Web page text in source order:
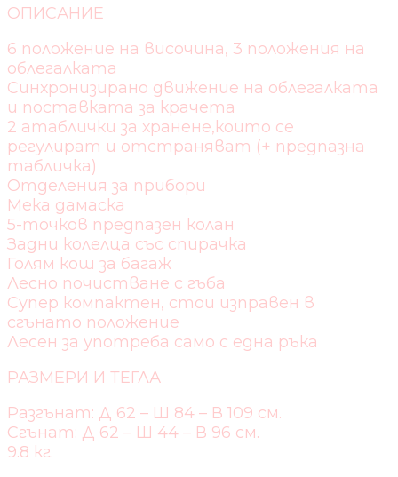
ОПИСАНИЕ
6 положение на височина, 3 положения на
облегалката
Синхронизирано движение на облегалката
и поставката за крачета
2 aтаблички за хранене,които се
регулират и отстраняват (+ предпазна
табличка)
Отделения за прибори
Мека дамаска
5-точков предпазен колан
Задни колелца със спирачка
Голям кош за багаж
Лесно почистване с гъба
Супер компактен, стои изправен в
сгънато положение
Лесен за употреба само с една ръка
РАЗМЕРИ И ТЕГЛА
Разгънат: Д 62 – Ш 84 – В 109 см.
Сгънат: Д 62 – Ш 44 – В 96 см.
9.8 кг.